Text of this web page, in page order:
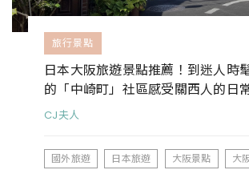
旅行景點
日本大阪旅遊景點推薦！到迷人時
的「中崎町」社區感受關西人的日
CJ夫人
國外旅遊 日本旅遊 大阪景點 大